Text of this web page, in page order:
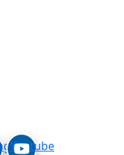
Youtube